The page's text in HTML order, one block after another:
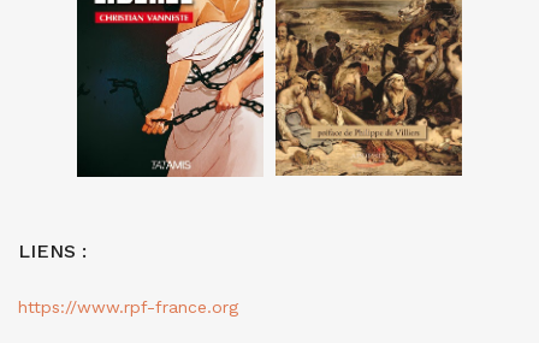
LIENS :
https://www.rpf-france.org